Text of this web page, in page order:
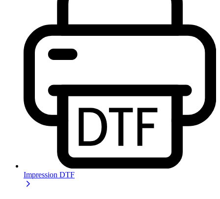
Impression DTF